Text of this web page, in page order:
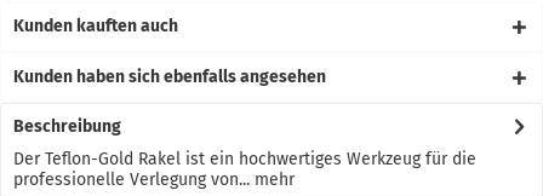
Kunden kauften auch
Kunden haben sich ebenfalls angesehen
Beschreibung
Der Teflon-Gold Rakel ist ein hochwertiges Werkzeug für die
professionelle Verlegung von... mehr